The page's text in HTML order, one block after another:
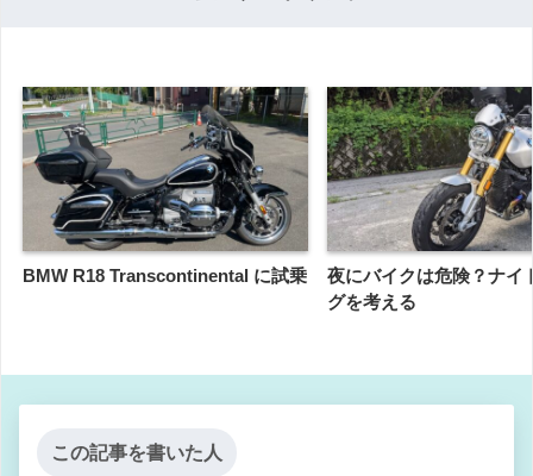
BMW R18 Transcontinental に試乗
夜にバイクは危険？ナイ
グを考える
この記事を書いた人